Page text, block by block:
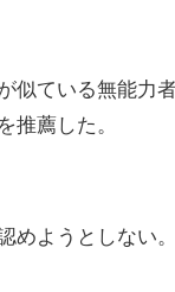
似ている無能力
推薦した。
めようとしない。